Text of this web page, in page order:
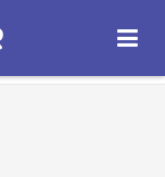
ОТКРЫТЬ